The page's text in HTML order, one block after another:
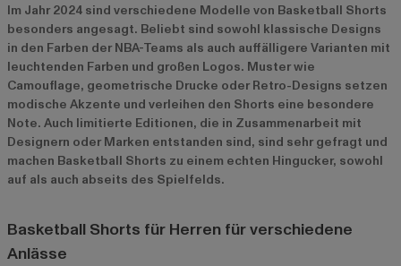
Im Jahr 2024 sind verschiedene Modelle von Basketball Shorts
besonders angesagt. Beliebt sind sowohl klassische Designs
in den Farben der NBA-Teams als auch auffälligere Varianten mit
leuchtenden Farben und großen Logos. Muster wie
Camouflage, geometrische Drucke oder Retro-Designs setzen
modische Akzente und verleihen den Shorts eine besondere
Note. Auch limitierte Editionen, die in Zusammenarbeit mit
Designern oder Marken entstanden sind, sind sehr gefragt und
machen Basketball Shorts zu einem echten Hingucker, sowohl
auf als auch abseits des Spielfelds.
Basketball Shorts für Herren für verschiedene
Anlässe